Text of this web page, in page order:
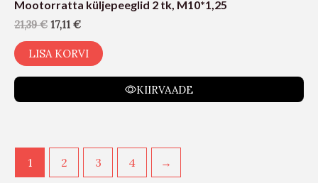
Mootorratta küljepeeglid 2 tk, M10*1,25
21,39€ 17,11 €
LISA KORVI
KIIRVAADE
1 2 3 4 →